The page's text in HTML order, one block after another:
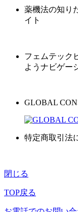
薬機法の知り
イト
フェムテック
ようナビゲー
GLOBAL
特定商取引法
閉じる
TOP戻る